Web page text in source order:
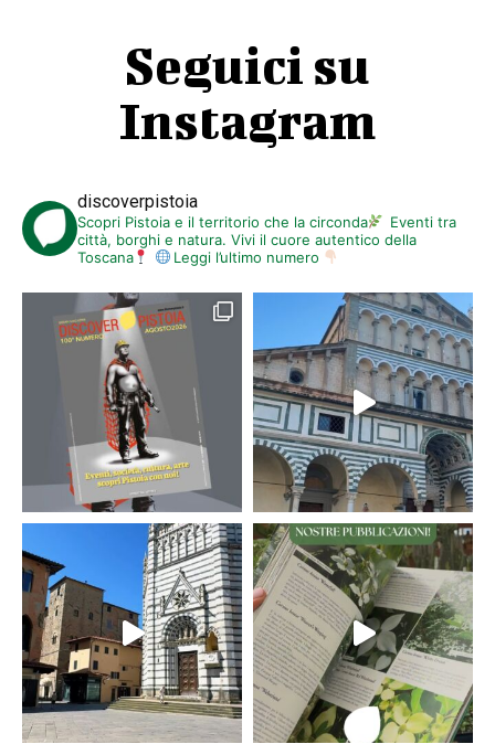
Seguici su
Instagram
discoverpistoia
Scopri Pistoia e il territorio che la circonda
Eventi tra
città, borghi e natura. Vivi il cuore autentico della
Toscana
Leggi l’ultimo numero